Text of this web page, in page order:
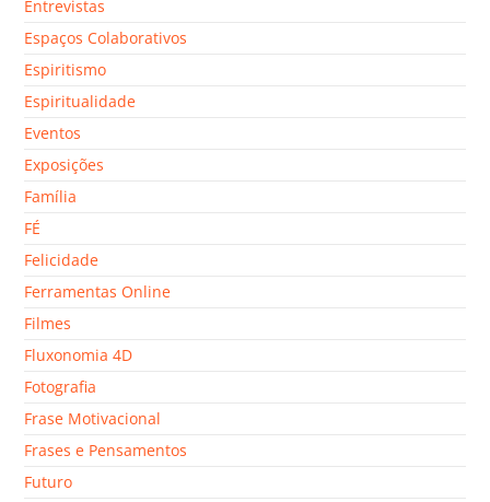
Entrevistas
Espaços Colaborativos
Espiritismo
Espiritualidade
Eventos
Exposições
Família
FÉ
Felicidade
Ferramentas Online
Filmes
Fluxonomia 4D
Fotografia
Frase Motivacional
Frases e Pensamentos
Futuro